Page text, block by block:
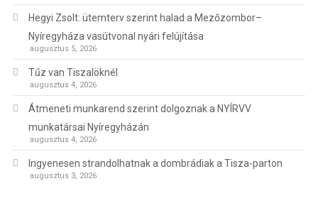
Hegyi Zsolt: ütemterv szerint halad a Mezőzombor–
Nyíregyháza vasútvonal nyári felújítása
augusztus 5, 2026
Tűz van Tiszalöknél
augusztus 4, 2026
Átmeneti munkarend szerint dolgoznak a NYÍRVV
munkatársai Nyíregyházán
augusztus 4, 2026
Ingyenesen strandolhatnak a dombrádiak a Tisza-parton
augusztus 3, 2026